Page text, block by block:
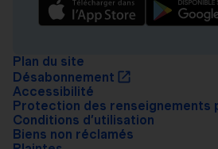
Plan du site
Désabonnement
Accessibilité
Protection des renseignements
Conditions d’utilisation
Biens non réclamés